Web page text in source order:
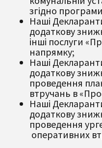
згідно
Наші
додаткову
інші послуги
напрямку;
Наші
додаткову
проведення
втручань в
Наші
додаткову
проведення
оперативних